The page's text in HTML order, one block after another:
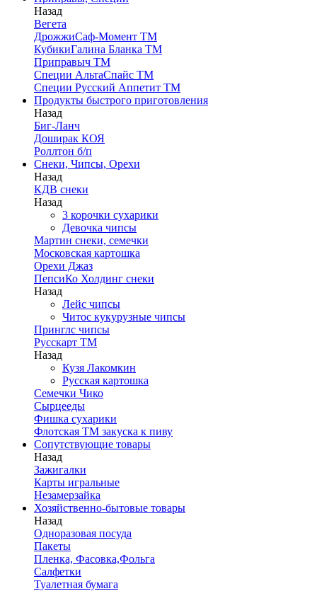
Назад
Вегета
ДрожжиСаф-Момент ТМ
КубикиГалина Бланка ТМ
Приправыч ТМ
Специи АльтаСпайс ТМ
Специи Русский Аппетит ТМ
Продукты быстрого приготовления
Назад
Биг-Ланч
Доширак КОЯ
Роллтон б/п
Снеки, Чипсы, Орехи
Назад
КДВ снеки
Назад
3 корочки сухарики
Девочка чипсы
Мартин снеки, семечки
Московская картошка
Орехи Джаз
ПепсиКо Холдинг снеки
Назад
Лейс чипсы
Читос кукурузные чипсы
Принглс чипсы
Русскарт ТМ
Назад
Кузя Лакомкин
Русская картошка
Семечки Чико
Сырцееды
Фишка сухарики
Флотская ТМ закуска к пиву
Сопутствующие товары
Назад
Зажигалки
Карты игральные
Незамерзайка
Хозяйственно-бытовые товары
Назад
Одноразовая посуда
Пакеты
Пленка, Фасовка,Фольга
Салфетки
Туалетная бумага